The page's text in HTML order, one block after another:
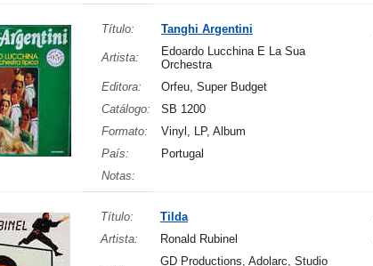
Título: Tanghi Argentini
Artista:
Edoardo Lucchina E La Sua
Orchestra
Editora: Orfeu, Super Budget
Catálogo:
SB 1200
Formato:
Vinyl, LP, Album
País:
Portugal
Notas:
Título: Tilda
Artista:
Ronald Rubinel
GD Productions, Adolarc, Studio